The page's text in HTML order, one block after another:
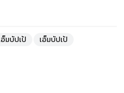
มบัปเป้
เอ็มบัปเป้